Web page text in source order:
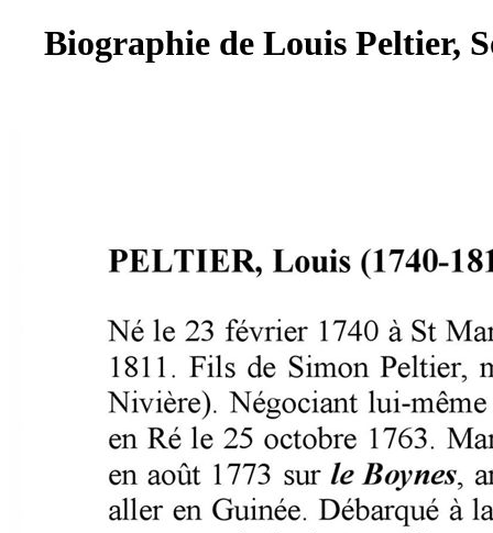
Biographie de Louis Peltier,